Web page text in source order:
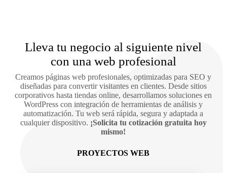
Lleva tu negocio al siguiente nivel
con una web profesional
Creamos páginas web profesionales, optimizadas para SEO y
diseñadas para convertir visitantes en clientes. Desde sitios
corporativos hasta tiendas online, desarrollamos soluciones en
WordPress con integración de herramientas de análisis y
automatización. Tu web será rápida, segura y adaptada a
cualquier dispositivo. ¡Solicita tu cotización gratuita hoy
mismo!
PROYECTOS WEB